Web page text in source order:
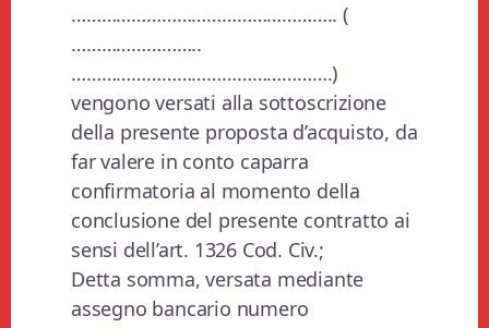
…………………………………………….. (
……………………..
…………………………………………….)
vengono versati alla sottoscrizione
della presente proposta d’acquisto, da
far valere in conto caparra
confirmatoria al momento della
conclusione del presente contratto ai
sensi dell’art. 1326 Cod. Civ.;
Detta somma, versata mediante
assegno bancario numero